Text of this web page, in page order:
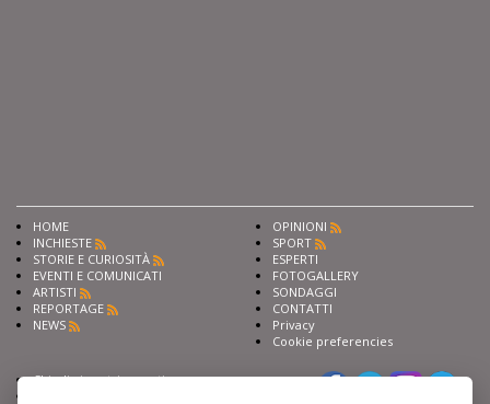
HOME
INCHIESTE
STORIE E CURIOSITÀ
EVENTI E COMUNICATI
ARTISTI
REPORTAGE
NEWS
OPINIONI
SPORT
ESPERTI
FOTOGALLERY
SONDAGGI
CONTATTI
Privacy
Cookie preferencies
Chiedi ai nostri esperti